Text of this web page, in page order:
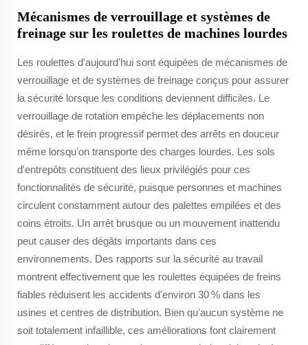
Mécanismes de verrouillage et systèmes de
freinage sur les roulettes de machines lourdes
Les roulettes d'aujourd'hui sont équipées de mécanismes de
verrouillage et de systèmes de freinage conçus pour assurer
la sécurité lorsque les conditions deviennent difficiles. Le
verrouillage de rotation empêche les déplacements non
désirés, et le frein progressif permet des arrêts en douceur
même lorsqu'on transporte des charges lourdes. Les sols
d'entrepôts constituent des lieux privilégiés pour ces
fonctionnalités de sécurité, puisque personnes et machines
circulent constamment autour des palettes empilées et des
coins étroits. Un arrêt brusque ou un mouvement inattendu
peut causer des dégâts importants dans ces
environnements. Des rapports sur la sécurité au travail
montrent effectivement que les roulettes équipées de freins
fiables réduisent les accidents d'environ 30 % dans les
usines et centres de distribution. Bien qu'aucun système ne
soit totalement infaillible, ces améliorations font clairement